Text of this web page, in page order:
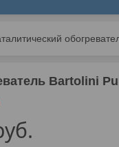
Bartolini